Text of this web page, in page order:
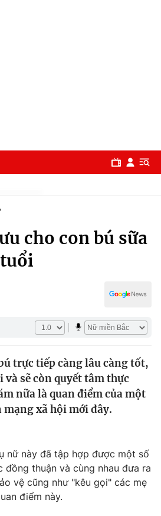
cho con bú sữa
trực tiếp càng lâu càng tốt,
sẽ còn quyết tâm thực
nữa là quan điểm của một
mạng xã hội mới đây.
nữ này đã tập hợp được một số
đồng thuận và cùng nhau đưa ra
vệ cũng như "kêu gọi" các mẹ
điểm này.